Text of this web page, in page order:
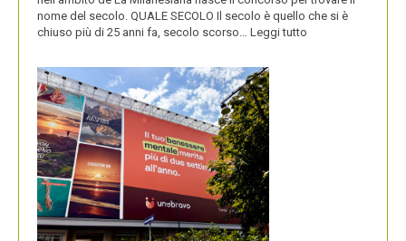
nome del secolo. QUALE SECOLO Il secolo è quello che si è
chiuso più di 25 anni fa, secolo scorso… Leggi tutto